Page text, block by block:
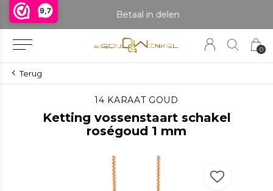
9,7
0
Betaal in delen
Terug
14 KARAAT GOUD
Ketting vossenstaart schakel
roségoud 1 mm